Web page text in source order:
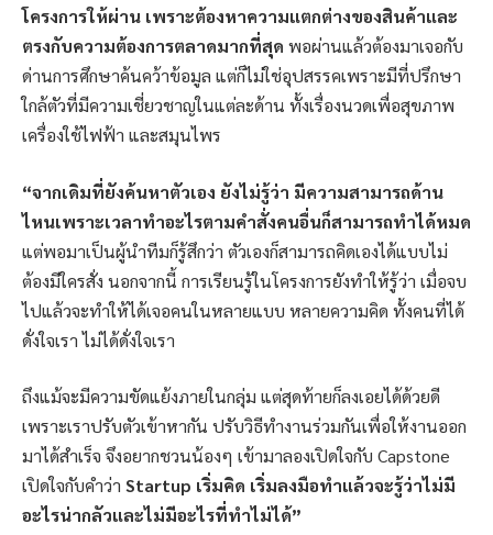
โครงการให้ผ่าน เพราะต้องหาความแตกต่างของสินค้าและ
ตรงกับความต้องการตลาดมากที่สุด พอผ่านแล้วต้องมาเจอกับ
ด่านการศึกษาค้นคว้าข้อมูล แต่ก็ไม่ใช่อุปสรรคเพราะมีที่ปรึกษา
ใกล้ตัวที่มีความเชี่ยวชาญในแต่ละด้าน ทั้งเรื่องนวดเพื่อสุขภาพ
เครื่องใช้ไฟฟ้า และสมุนไพร
“จากเดิมที่ยังค้นหาตัวเอง ยังไม่รู้ว่า มีความสามารถด้าน
ไหนเพราะเวลาทำอะไรตามคำสั่งคนอื่นก็สามารถทำได้หมด
แต่พอมาเป็นผู้นำทีมก็รู้สึกว่า ตัวเองก็สามารถคิดเองได้แบบไม่
ต้องมีใครสั่ง นอกจากนี้ การเรียนรู้ในโครงการยังทำให้รู้ว่า เมื่อจบ
ไปแล้วจะทำให้ได้เจอคนในหลายแบบ หลายความคิด ทั้งคนที่ได้
ดั่งใจเรา ไม่ได้ดั่งใจเรา
ถึงแม้จะมีความขัดแย้งภายในกลุ่ม แต่สุดท้ายก็ลงเอยได้ด้วยดี
เพราะเราปรับตัวเข้าหากัน ปรับวิธีทำงานร่วมกันเพื่อให้งานออก
มาได้สำเร็จ จึงอยากชวนน้องๆ เข้ามาลองเปิดใจกับ Capstone
เปิดใจกับคำว่า Startup เริ่มคิด เริ่มลงมือทำแล้วจะรู้ว่าไม่มี
อะไรน่ากลัวและไม่มีอะไรที่ทำไม่ได้”